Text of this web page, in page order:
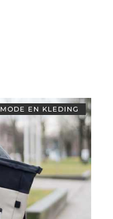
MODE EN KLEDING